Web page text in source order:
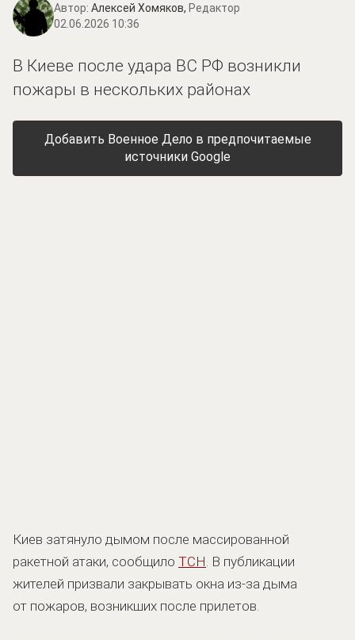
Автор: Алексей Хомяков, Редактор
02.06.2026 10:36
В Киеве после удара ВС РФ возникли
пожары в нескольких районах
Добавить Военное Дело в предпочитаемые
источники Google
Киев затянуло дымом после массированной
ракетной атаки, сообщило ТСН . В публикации
жителей призвали закрывать окна из-за дыма
от пожаров, возникших после прилетов.